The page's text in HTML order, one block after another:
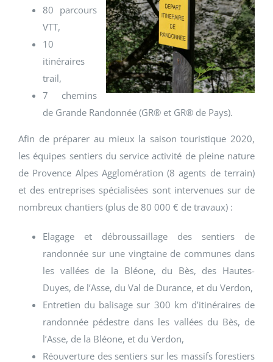
80 parcours
VTT,
10
itinéraires
trail,
7 chemins
de Grande Randonnée (GR® et GR® de Pays).
Afin de préparer au mieux la saison touristique 2020,
les équipes sentiers du service activité de pleine nature
de Provence Alpes Agglomération (8 agents de terrain)
et des entreprises spécialisées sont intervenues sur de
nombreux chantiers (plus de 80 000 € de travaux) :
Elagage et débroussaillage des sentiers de
randonnée sur une vingtaine de communes dans
les vallées de la Bléone, du Bès, des Hautes-
Duyes, de l’Asse, du Val de Durance, et du Verdon,
Entretien du balisage sur 300 km d’itinéraires de
randonnée pédestre dans les vallées du Bès, de
l’Asse, de la Bléone, et du Verdon,
Réouverture des sentiers sur les massifs forestiers